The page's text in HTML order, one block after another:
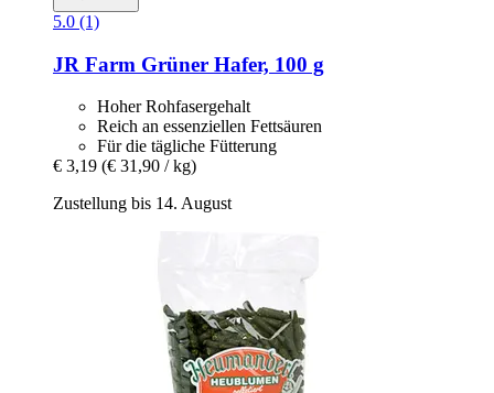
5.0 (1)
JR Farm Grüner Hafer, 100 g
Hoher Rohfasergehalt
Reich an essenziellen Fettsäuren
Für die tägliche Fütterung
€ 3,19 (€ 31,90 / kg)
Zustellung bis 14. August